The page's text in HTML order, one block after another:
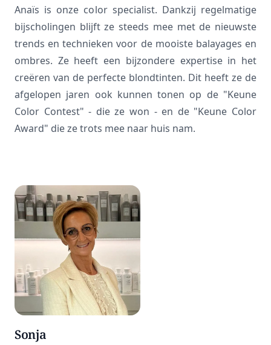
Anaïs is onze color specialist. Dankzij regelmatige
bijscholingen blijft ze steeds mee met de nieuwste
trends en technieken voor de mooiste balayages en
ombres. Ze heeft een bijzondere expertise in het
creëren van de perfecte blondtinten. Dit heeft ze de
afgelopen jaren ook kunnen tonen op de "Keune
Color Contest" - die ze won - en de "Keune Color
Award" die ze trots mee naar huis nam.
Sonja